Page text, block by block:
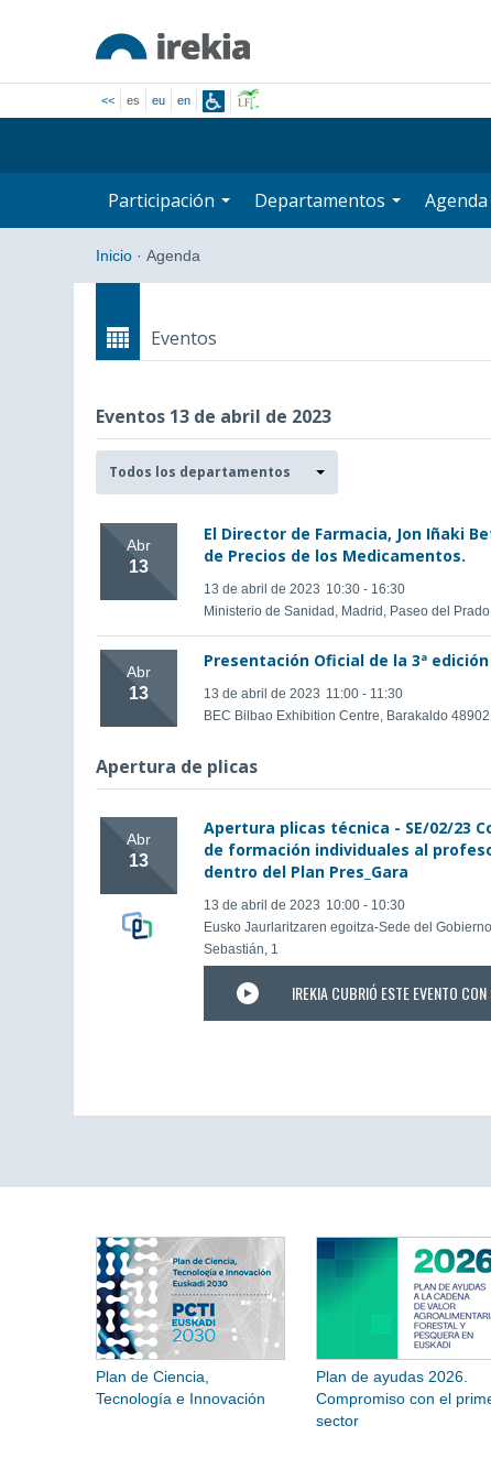
<< es eu en
Participación Departamentos Agenda
Inicio · Agenda
Eventos
Eventos 13 de abril de 2023
Todos los departamentos
Abr
13
El Director de Farmacia, Jon Iñaki
de Precios de los Medicamentos.
13 de abril de 2023 10:30 - 16:30
Ministerio de Sanidad, Madrid, Paseo del
Abr
13
Presentación Oficial de la 3ª edición
13 de abril de 2023 11:00 - 11:30
BEC Bilbao Exhibition Centre, Barakaldo
Apertura de plicas
Abr
13
Apertura plicas técnica - SE/02/23
de formación individuales al
dentro del Plan Pres_Gara
13 de abril de 2023 10:00 - 10:30
Eusko Jaurlaritzaren egoitza-Sede del
Sebastián, 1
IREKIA CUBRIÓ ESTE EVENTO CON
Plan de Ciencia,
Tecnología e Innovación
Plan de ayudas 2026.
Compromiso con el
sector